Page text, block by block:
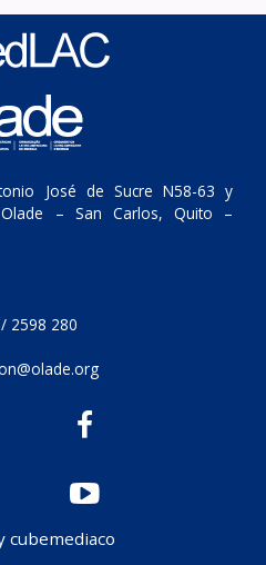
José de Sucre N58-63 y
Olade – San Carlos, Quito –
2598 280
cubemediaco